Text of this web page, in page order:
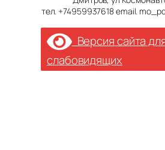
тел. +74959937618 email.
Версия сайта
слабовидящих